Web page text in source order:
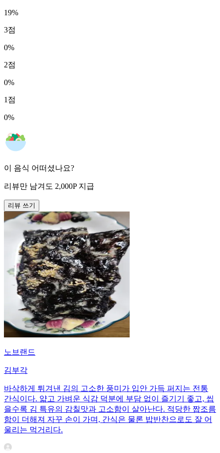
19%
3점
0%
2점
0%
1 점
0%
이 음식 어떠셨나요?
리뷰만 남겨도 2,000P 지급
리뷰 쓰기
노브랜드
김부각
바삭하게 튀겨낸 김의 고소한 풍미가 입안 가득 퍼지는 전통
간식이다. 얇고 가벼운 식감 덕분에 부담 없이 즐기기 좋고, 씹
을수록 김 특유의 감칠맛과 고소함이 살아난다. 적당한 짭조름
함이 더해져 자꾸 손이 가며, 간식은 물론 밥반찬으로도 잘 어
울리는 먹거리다.